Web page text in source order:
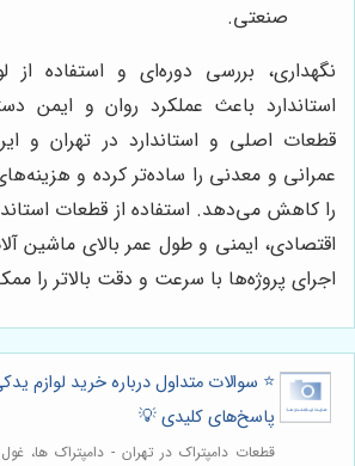
صنعتی.
نگهداری، بررسی دوره‌ای و استفاده از
استاندارد باعث عملکرد روان و ایمن
قطعات اصلی و استاندارد در تهران و
عمرانی و معدنی را ساده‌تر کرده و
را کاهش می‌دهد. استفاده از قطعات
اقتصادی، ایمنی و طول عمر بالای ماشین
اجرای پروژه‌ها با سرعت و دقت بالاتر را
⭐️ سوالات متداول درباره خرید لوازم
پاسخ‌های کلیدی 💡
قطعات دامپتراک در تهران - دامپتراک ها،